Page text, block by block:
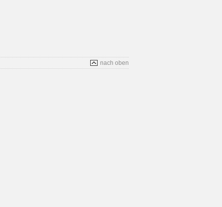
nach oben